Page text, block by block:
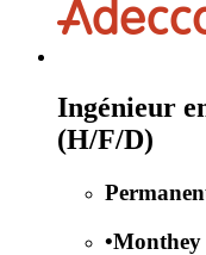
Ingénieur
(H/F/D)
•Monthey